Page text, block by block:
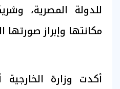
للدولة المصرية،
مكانتها وإبراز صورتها
أكدت وزارة